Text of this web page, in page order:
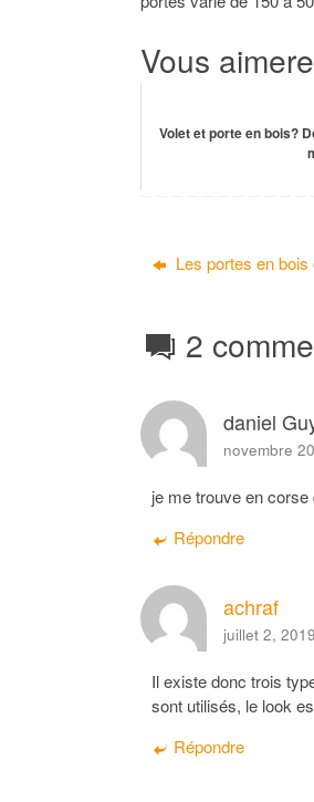
Vous
Volet et porte en bois?
Les portes en
2
daniel
novembre
je me trouve en
Répondre
achraf
juillet 2,
Il existe donc trois
sont utilisés, le look
Répondre